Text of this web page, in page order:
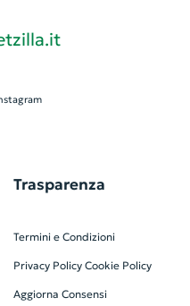
Trasparenza
Termini e Condizioni
Privacy Policy Cookie Policy
Aggiorna Consensi